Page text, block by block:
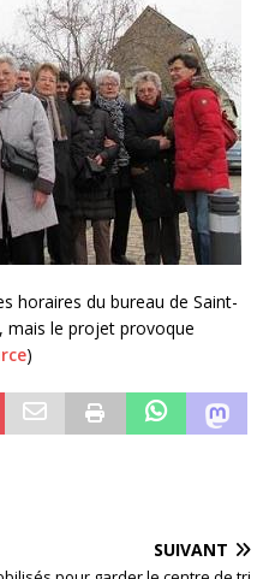
horaires du bureau de Saint-
mais le projet provoque
)
SUIVANT